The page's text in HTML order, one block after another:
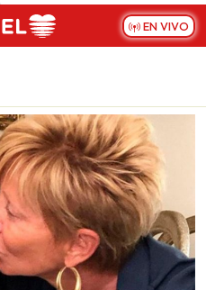
EN VIVO